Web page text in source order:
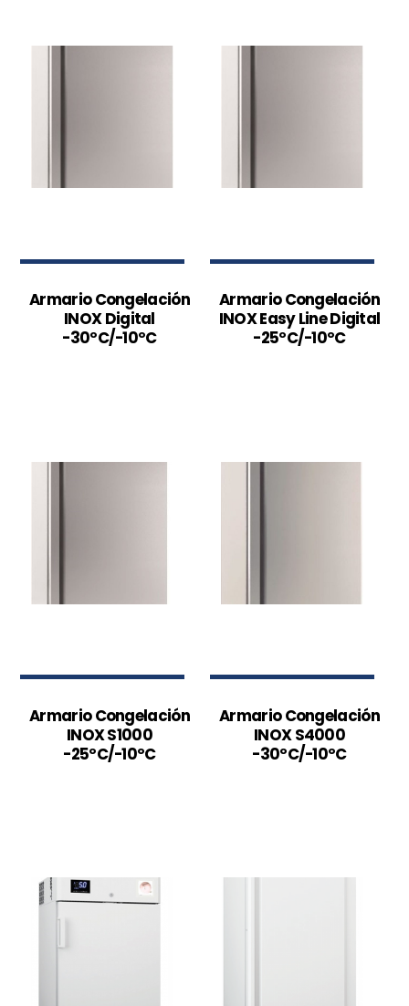
Armario Congelación
INOX Digital
-30ºC/-10ºC
Armario Congelación
INOX Easy Line Digital
-25ºC/-10ºC
Armario Congelación
INOX S1000
-25ºC/-10ºC
Armario Congelación
INOX S4000
-30ºC/-10ºC